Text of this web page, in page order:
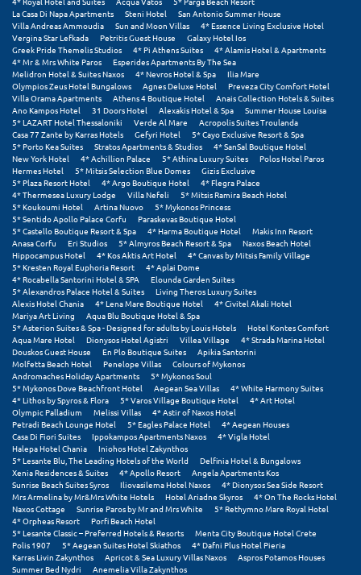
Σιθωνία
Σίκινος
Σίφνος
Σκαφιδιά Ηλείας
Σκιάθος
Σκόπελος
Σκύρος
Σούνιο
Σπάρτη
Σπέτσες
Σποράδες
Σύβοτα
Σύμη
Σύρος
Σχοινούσα
Τ
Τζουμέρκα
Τήνος
La Casa Di Napa Apartments
Steni Hotel
San Antonio Summer House
Villa Andreas Ammoudia
Sun and Moon Villas
4* Essence Living Exclusive Hotel
Vergina Star Lefkada
Petritis Guest House
Galaxy Hotel Ios
Greek Pride Themelis Studios
4* Pi Athens Suites
4* Alamis Hotel & Apartments
4* Mr & Mrs White Paros
Esperides Apartments By The Sea
Melidron Hotel & Suites Naxos
4* Nevros Hotel & Spa
Ilia Mare
Olympios Zeus Hotel Bungalows
Agnes Deluxe Hotel
Preveza City Comfort Hotel
Villa Orama Apartments
Athens 4 Boutique Hotel
Anais Collection Hotels & Suites
Ano Kampos Hotel
31 Doors Hotel Alexakis Hotel & Spa
Summer House Louisa
5* LAZART Hotel Thessaloniki
Verde Al Mare
Acropolis Suites Troulanda
Casa 77 Zante by Karras Hotels
Gefyri Hotel
5* Cayo Exclusive Resort & Spa
5* Porto Kea Suites
Stratos Apartments & Studios
4* SanSal Boutique Hotel
New York Hotel
4* Achillion Palace 5* Athina Luxury Suites
Polos Hotel Paros
Hermes Hotel
5* Mitsis Selection Blue Domes
Gizis Exclusive
5* Plaza Resort Hotel
4* Argo Boutique Hotel
4* Flegra Palace
4* Thermesea Luxury Lodge
Villa Nefeli
5* Mitsis Ramira Beach Hotel
5* Koukoumi Hotel
Artina Nuovo
5* Mykonos Princess
5* Sentido Apollo Palace Corfu
Paraskevas Boutique Hotel
5* Castello Boutique Resort & Spa
4* Harma Boutique Hotel
Makis Inn Resort
Anasa Corfu
Eri Studios 5* Almyros Beach Resort & Spa
Naxos Beach Hotel
Hippocampus Hotel
4* Kos Aktis Art Hotel
4* Canvas by Mitsis Family Village
5* Kresten Royal Euphoria Resort
4* Aplai Dome
4* Rocabella Santorini Hotel & SPA
Elounda Garden Suites
5* Alexandros Palace Hotel & Suites
Living Theros Luxury Suites
Alexis Hotel Chania
4* Lena Mare Boutique Hotel
4* Civitel Akali Hotel
Mariya Art Living
Aqua Blu Boutique Hotel & Spa
5* Asterion Suites & Spa - Designed for adults by Louis Hotels
Hotel Kontes Comfort
Aqua Mare Hotel
Dionysos Hotel Agistri Villea Village
4* Strada Marina Hotel
Douskos Guest House
En Plo Boutique Suites
Apikia Santorini
Molfetta Beach Hotel
Penelope Villas
Colours of Mykonos
Andromaches Holiday Apartments
5* Mykonos Soul
5* Mykonos Dove Beachfront Hotel
Aegean Sea Villas
4* White Harmony Suites
4* Lithos by Spyros & Flora
5* Varos Village Boutique Hotel
4* Art Hotel
Olympic Palladium
Melissi Villas
4* Astir of Naxos Hotel
Petradi Beach Lounge Hotel
5* Eagles Palace Hotel
4* Aegean Houses
Casa Di Fiori Suites
Ippokampos Apartments Naxos
4* Vigla Hotel
Halepa Hotel Chania
Iniohos Hotel Zakynthos
5* Lesante Blu, The Leading Hotels of the World
Delfinia Hotel & Bungalows
Xenia Residences & Suites
4* Apollo Resort
Angela Apartments Kos
Sunrise Beach Suites Syros
Iliovasilema Hotel Naxos
4* Dionysos Sea Side Resort
Mrs Armelina by Mr&Mrs White Hotels
Hotel Ariadne Skyros
4* On The Rocks Hotel
Naxos Cottage
Sunrise Paros by Mr and Mrs White
5* Rethymno Mare Royal Hotel
4* Orpheas Resort
Porfi Beach Hotel
5* Lesante Classic – Preferred Hotels & Resorts
Menta City Boutique Hotel Crete
Polis 1907
5* Aegean Suites Hotel Skiathos
4* Dafni Plus Hotel Pieria
Karras Livin Zakynthos
Apricot & Sea Luxury Villas Naxos
Aspros Potamos Houses
Summer Bed Nydri
Anemelia Villa Zakynthos